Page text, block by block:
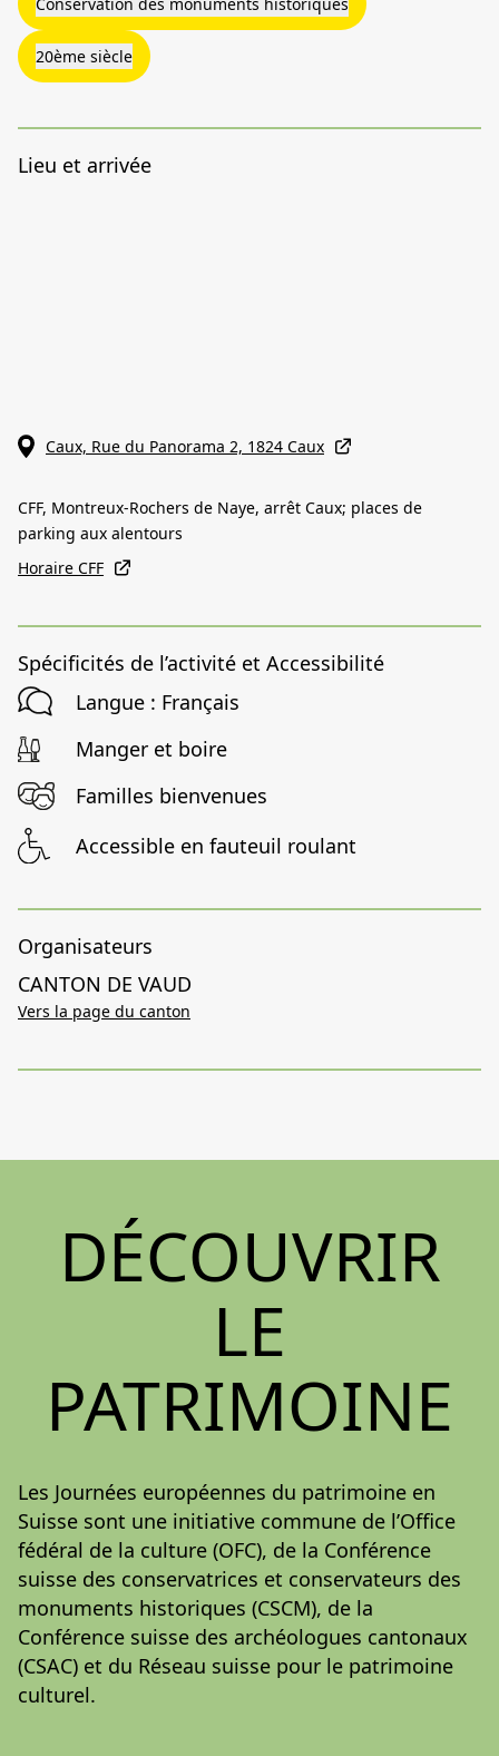
Lieu et arrivée
Caux, Rue du Panorama 2, 1824 Caux
CFF, Montreux-Rochers de Naye, arrêt Caux; places de
parking aux alentours
Horaire CFF
Spécificités de l’activité et Accessibilité
Langue : Français
Manger et boire
Familles bienvenues
Accessible en fauteuil roulant
Organisateurs
CANTON DE VAUD
Vers la page du canton
DÉCOUVRIR
LE
PATRIMOINE
Les Journées européennes du patrimoine en
Suisse sont une initiative commune de l’Office
fédéral de la culture (OFC), de la Conférence
suisse des conservatrices et conservateurs des
monuments historiques (CSCM), de la
Conférence suisse des archéologues cantonaux
(CSAC) et du Réseau suisse pour le patrimoine
culturel.